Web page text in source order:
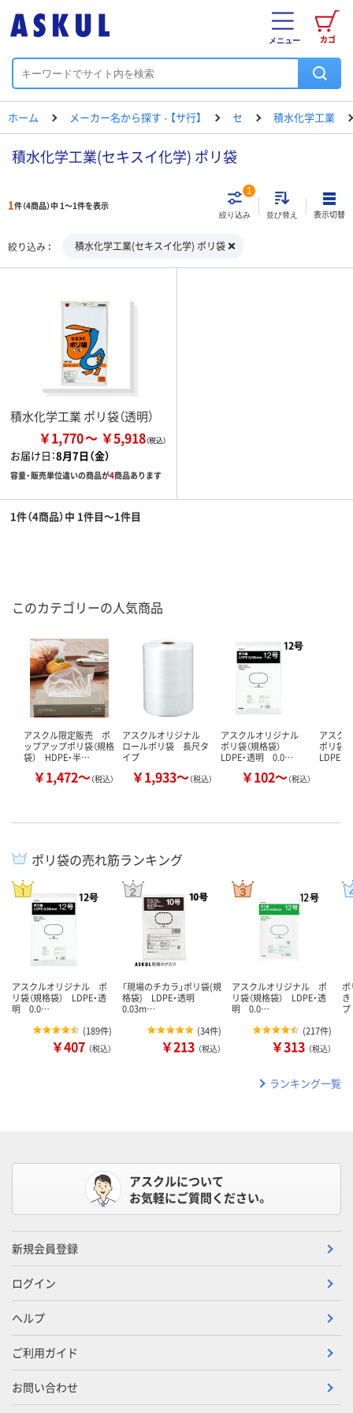
カゴ
メニュー
ホーム メーカー名から探す - 【サ行】 セ 積水化学工業
積水化学工業(セキスイ化学) ポリ袋
1件（4商品）中 1～1件を表示
絞り込み
1
並び替え 表示切替
絞り込み 積水化学工業(セキスイ化学) ポリ袋
積水化学工業 ポリ袋（透明）
￥1,770 ￥5,918
お届け日：8月7日（金）
容量・販売単位違いの商品が4商品あります
1件（4商品）中 1件目～1件目
このカテゴリーの人気商品
アスクル限定販売 ポ
ップアップポリ袋（規格
袋） HDPE・半…
￥1,472～（税込）
アスクルオリジナル
ロールポリ袋 長尺タ
イプ
￥1,933～（税込）
アスクルオリジナル
ポリ袋（規格袋）
LDPE・透明 0.0…
￥102～（税込）
アスク
ポリ袋
LDPE
ポリ袋の売れ筋ランキング
アスクルオリジナル ポ
リ袋（規格袋） LDPE・透
明 0.0…
(189件)
￥407 （税込）
「現場のチカラ」ポリ袋(規
格袋) LDPE・透明
0.03m…
(34件)
￥213 （税込）
アスクルオリジナル ポ
リ袋（規格袋） LDPE・透
明 0.0…
(217件)
￥313 （税込）
ポ
ランキング一覧
アスクルについて
お気軽にご質問ください。
新規会員登録
ログイン
ヘルプ
ご利用ガイド
お問い合わせ